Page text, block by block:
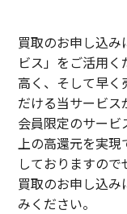
買取のお申し込
ビス」をご活用く
高く、そして早く
だける当サービス
会員限定のサー
上の高還元を実現
しておりますので
買取のお申し込
みください。